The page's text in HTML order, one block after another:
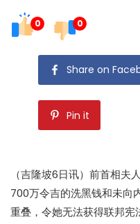
0 0
Share on
Pin it
（吉隆坡6日讯）前首相夫
700万令吉的洗黑钱和未向
重叠，令她无法获得联邦宪